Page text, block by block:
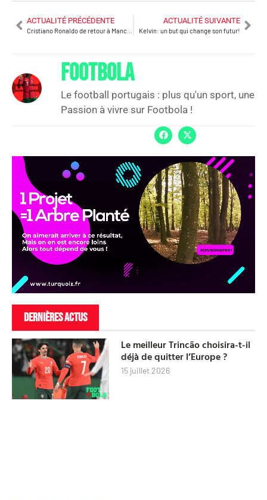
ACTUALITÉ PRÉCÉDENTE ACTUALITÉ SUIVANTE
Kelvin: un but qui change son futur!
FOOTBOLA
Le football portugais : plus qu'un sport, une
Passion à vivre sur Footbola !
DERNIÈRES ACTUS
Le meilleur Trincão choisira-t-il
déjà de quitter l’Europe ?
15 juillet 2026